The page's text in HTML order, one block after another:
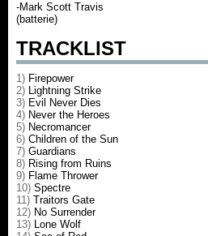
-Mark Scott Travis
(batterie)
TRACKLIST
1) Firepower
2) Lightning Strike
3) Evil Never Dies
4) Never the Heroes
5) Necromancer
6) Children of the Sun
7) Guardians
8) Rising from Ruins
9) Flame Thrower
10) Spectre
11) Traitors Gate
12) No Surrender
13) Lone Wolf